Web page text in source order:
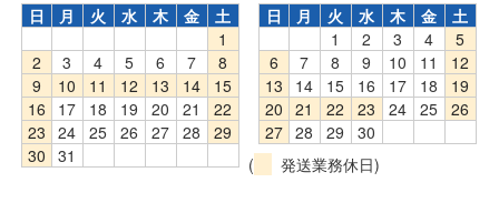
日
月 火 水 木 金
土
1
2
3 4 5 6 7
8
9
10 11 12 13 14
15
16
17 18 19 20 21
22
23
24 25 26 27 28
29
30
31
日
月 火 水 木 金
土
1
2 3 4
5
6
7 8 9 10 11
12
13
14 15 16 17 18
19
20
21 22 23 24 25
26
27 28 29
30
(
発送業務休日)